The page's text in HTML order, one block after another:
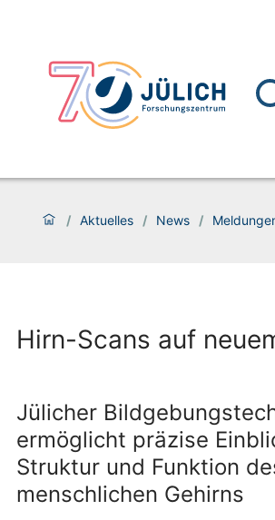
/ Aktuelles / News /
Hirn-Scans auf
Jülicher
ermöglicht präzise
Struktur und Funktion
menschlichen Gehirns